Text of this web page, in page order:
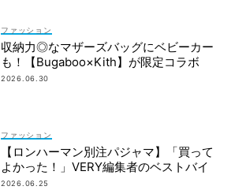
ファッション
収納力◎なマザーズバッグにベビーカー
も！【Bugaboo×Kith】が限定コラボ
2026.06.30
ファッション
【ロンハーマン別注パジャマ】「買って
よかった！」VERY編集者のベストバイ
2026.06.25